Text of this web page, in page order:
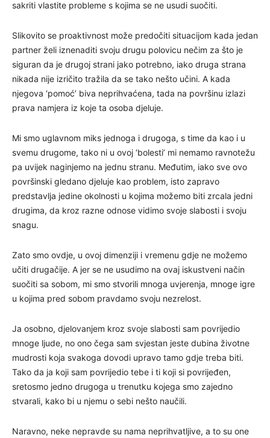
sakriti vlastite probleme s kojima se ne usudi suočiti.
Slikovito se proaktivnost može predočiti situacijom kada jedan
partner želi iznenaditi svoju drugu polovicu nečim za što je
siguran da je drugoj strani jako potrebno, iako druga strana
nikada nije izričito tražila da se tako nešto učini. A kada
njegova ‘pomoć’ biva neprihvaćena, tada na površinu izlazi
prava namjera iz koje ta osoba djeluje.
Mi smo uglavnom miks jednoga i drugoga, s time da kao i u
svemu drugome, tako ni u ovoj ‘bolesti’ mi nemamo ravnotežu
pa uvijek naginjemo na jednu stranu. Međutim, iako sve ovo
površinski gledano djeluje kao problem, isto zapravo
predstavlja jedine okolnosti u kojima možemo biti zrcala jedni
drugima, da kroz razne odnose vidimo svoje slabosti i svoju
snagu.
Zato smo ovdje, u ovoj dimenziji i vremenu gdje ne možemo
učiti drugačije. A jer se ne usudimo na ovaj iskustveni način
suočiti sa sobom, mi smo stvorili mnoga uvjerenja, mnoge igre
u kojima pred sobom pravdamo svoju nezrelost.
Ja osobno, djelovanjem kroz svoje slabosti sam povrijedio
mnoge ljude, no ono čega sam svjestan jeste dubina životne
mudrosti koja svakoga dovodi upravo tamo gdje treba biti.
Tako da ja koji sam povrijedio tebe i ti koji si povrijeđen,
sretosmo jedno drugoga u trenutku kojega smo zajedno
stvarali, kako bi u njemu o sebi nešto naučili.
Naravno, neke nepravde su nama neprihvatljive, a to su one